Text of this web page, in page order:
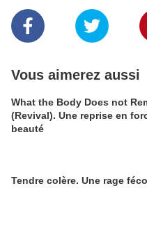
Vous aimerez aussi
What the Body Does not
(Revival). Une reprise en
beauté
Tendre colère. Une rage